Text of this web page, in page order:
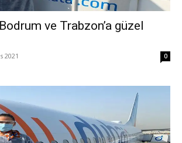
ve Trabzon’a güzel
2021 0